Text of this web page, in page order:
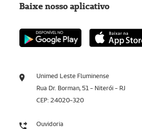
Unimed Leste Fluminense
Rua Dr. Borman, 51 - Niterói - RJ
CEP: 24020-320
Ouvidoria
Baixe nosso aplicativo